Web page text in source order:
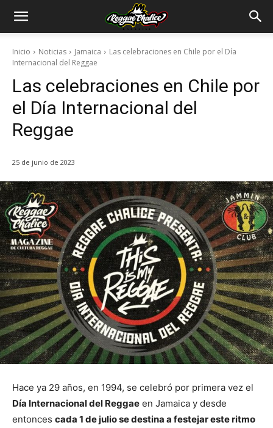
Inicio Noticias Jamaica
Las celebraciones en Chile por el Día
Internacional del Reggae
Las celebraciones en Chile por
el Día Internacional del
Reggae
25 de junio de 2023
Hace ya 29 años, en 1994, se celebró por primera vez el
Día Internacional del Reggae en Jamaica y desde
entonces cada 1 de julio se destina a festejar este ritmo